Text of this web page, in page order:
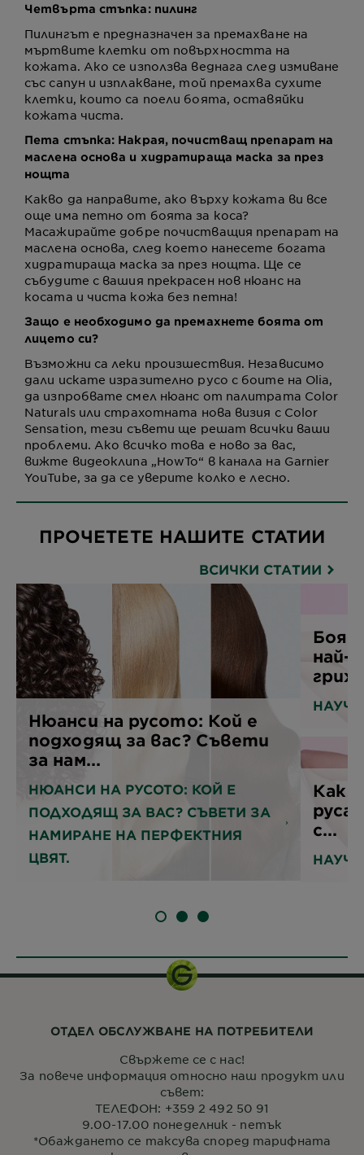
Четвърта стъпка: пилинг
Пилингът е предназначен за премахване на
мъртвите клетки от повърхността на
кожата. Ако се използва веднага след измиване
със сапун и изплакване, той премахва сухите
клетки, които са поели боята, оставяйки
кожата чиста.
Пета стъпка: Накрая, почистващ препарат на
маслена основа и хидратираща маска за през
нощта
Какво да направите, ако върху кожата ви все
още има петно от боята за коса?
Масажирайте добре почистващия препарат на
маслена основа, след което нанесете богата
хидратираща маска за през нощта. Ще се
събудите с вашия прекрасен нов нюанс на
косата и чиста кожа без петна!
Защо е необходимо да премахнете боята от
лицето си?
Възможни са леки произшествия. Независимо
дали искате изразително русо с боите на Olia,
да изпробвате смел нюанс от палитрата Color
Naturals или страхотната нова визия с Color
Sensation, тези съвети ще решат всички ваши
проблеми. Ако всичко това е ново за вас,
вижте видеоклипа „HowTo“ в канала на Garnier
YouTube, за да се уверите колко е лесно.
ПРОЧЕТЕТЕ НАШИТЕ СТАТИИ
ВСИЧКИ СТАТИИ
Нюанси на русото: Кой е
подходящ за вас? Съвети
за нам...
НЮАНСИ НА РУСОТО: КОЙ Е
ПОДХОДЯЩ ЗА ВАС? СЪВЕТИ ЗА
НАМИРАНЕ НА ПЕРФЕКТНИЯ
ЦВЯТ.
най-
Как
руса
с...
SLIDE 1
SLIDE 2SLIDE 3
ОТДЕЛ ОБСЛУЖВАНЕ НА ПОТРЕБИТЕЛИ
Свържете се с нас!
За повече информация относно наш продукт или
съвет:
ТЕЛЕФОН: +359 2 492 50 91
9.00-17.00 понеделник - петък
*Обаждането се таксува според тарифната